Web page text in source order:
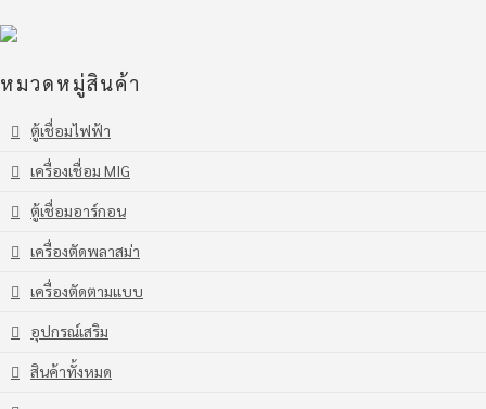
หมวดหมู่สินค้า
ตู้เชื่อมไฟฟ้า
เครื่องเชื่อม MIG
ตู้เชื่อมอาร์กอน
เครื่องตัดพลาสม่า
เครื่องตัดตามแบบ
อุปกรณ์เสริม
สินค้าทั้งหมด